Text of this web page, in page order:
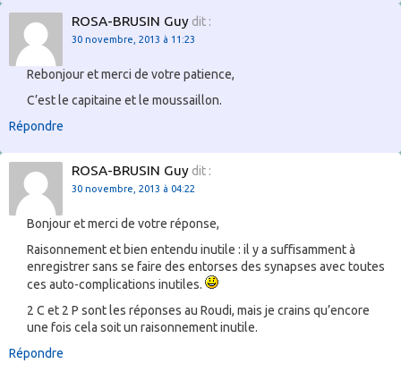
ROSA-BRUSIN Guy dit :
30 novembre, 2013 à 11:23
Rebonjour et merci de votre patience,
C’est le capitaine et le moussaillon.
Répondre
ROSA-BRUSIN Guy dit :
30 novembre, 2013 à 04:22
Bonjour et merci de votre réponse,
Raisonnement et bien entendu inutile : il y a suffisamment à
enregistrer sans se faire des entorses des synapses avec toutes
ces auto-complications inutiles.
2 C et 2 P sont les réponses au Roudi, mais je crains qu’encore
une fois cela soit un raisonnement inutile.
Répondre